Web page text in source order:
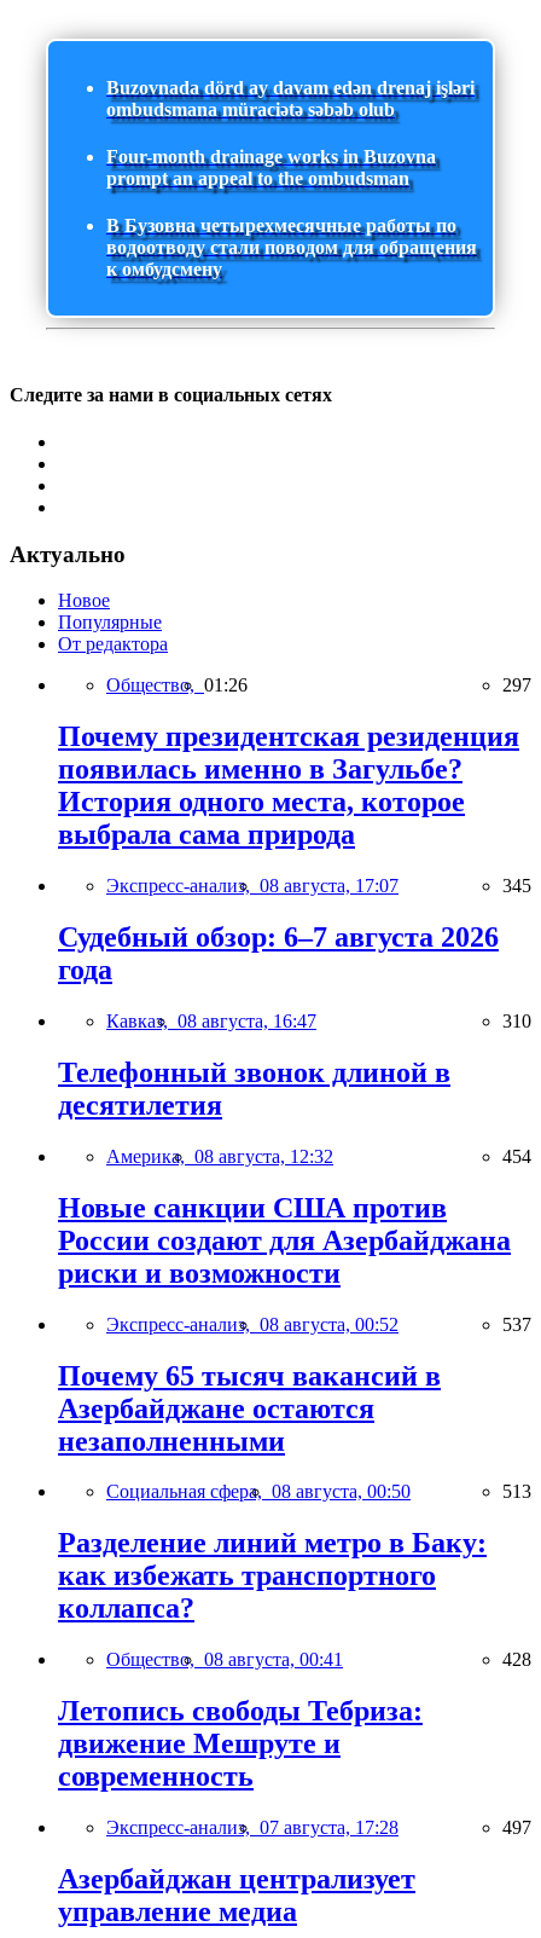
Buzovnada dörd ay davam edən drenaj işləri
ombudsmana müraciətə səbəb olub
Four-month drainage works in Buzovna
prompt an appeal to the ombudsman
В Бузовна четырехмесячные работы по
водоотводу стали поводом для обращения
к омбудсмену
Следите за нами в социальных сетях
Актуально
Новое
Популярные
От редактора
Общество, 01:26 297
Почему президентская резиденция
появилась именно в Загульбе?
История одного места, которое
выбрала сама природа
Экспресс-анализ, 08 августа, 17:07 345
Судебный обзор: 6–7 августа 2026
года
Кавказ, 08 августа, 16:47 310
Телефонный звонок длиной в
десятилетия
Америка, 08 августа, 12:32 454
Новые санкции США против
России создают для Азербайджана
риски и возможности
Экспресс-анализ, 08 августа, 00:52 537
Почему 65 тысяч вакансий в
Азербайджане остаются
незаполненными
Социальная сфера, 08 августа, 00:50 513
Разделение линий метро в Баку:
как избежать транспортного
коллапса?
Общество, 08 августа, 00:41 428
Летопись свободы Тебриза:
движение Мешруте и
современность
Экспресс-анализ, 07 августа, 17:28 497
Азербайджан централизует
управление медиа